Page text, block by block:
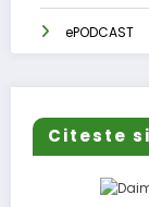
ePODCAST
Citeste si